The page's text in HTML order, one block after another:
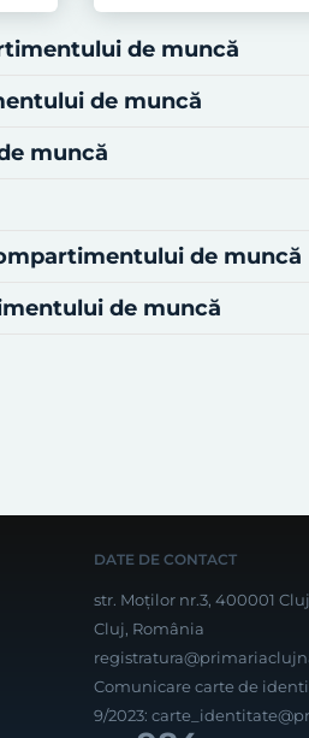
de muncă
de muncă
muncă
de muncă
de muncă
DATE DE CONTACT
str. Moților nr.3, 400001
Cluj, România
Comunicare carte de
9/2023: